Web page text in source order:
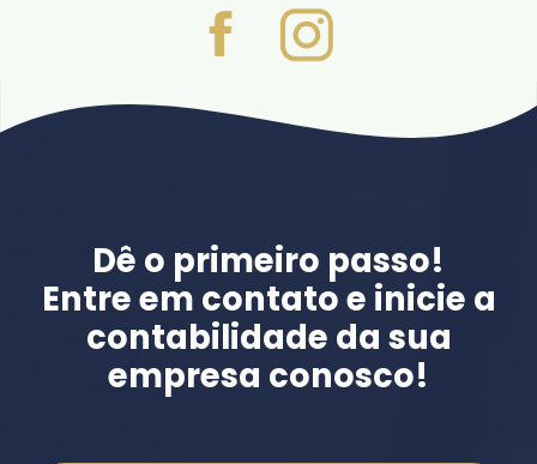
Dê o primeiro passo!
Entre em contato e inicie a
contabilidade da sua
empresa conosco!